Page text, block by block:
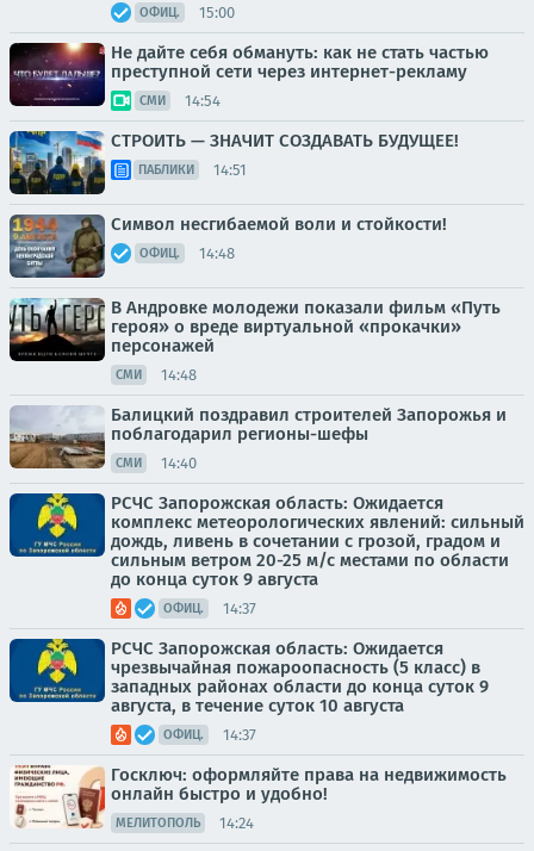
ОФИЦ. 15:00
Не дайте себя обмануть: как не стать частью
преступной сети через интернет-рекламу
СМИ 14:54
СТРОИТЬ — ЗНАЧИТ СОЗДАВАТЬ БУДУЩЕЕ!
ПАБЛИКИ 14:51
Символ несгибаемой воли и стойкости!
ОФИЦ. 14:48
В Андровке молодежи показали фильм «Путь
героя» о вреде виртуальной «прокачки»
персонажей
СМИ 14:48
Балицкий поздравил строителей Запорожья и
поблагодарил регионы-шефы
СМИ 14:40
РСЧС Запорожская область: Ожидается
комплекс метеорологических явлений: сильный
дождь, ливень в сочетании с грозой, градом и
сильным ветром 20-25 м/с местами по области
до конца суток 9 августа
ОФИЦ. 14:37
РСЧС Запорожская область: Ожидается
чрезвычайная пожароопасность (5 класс) в
западных районах области до конца суток 9
августа, в течение суток 10 августа
ОФИЦ. 14:37
Госключ: оформляйте права на недвижимость
онлайн быстро и удобно!
МЕЛИТОПОЛЬ 14:24